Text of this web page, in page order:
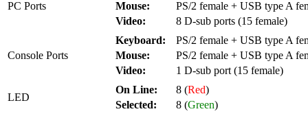
PC Ports
Mouse:
PS/2 female + USB type A
Video:
8 D-sub ports (15 female)
Console Ports
Keyboard:
PS/2 female + USB type A
Mouse:
PS/2 female + USB type A
Video:
1 D-sub port (15 female)
LED
On Line: 8 (Red)
Selected:
8 (Green)